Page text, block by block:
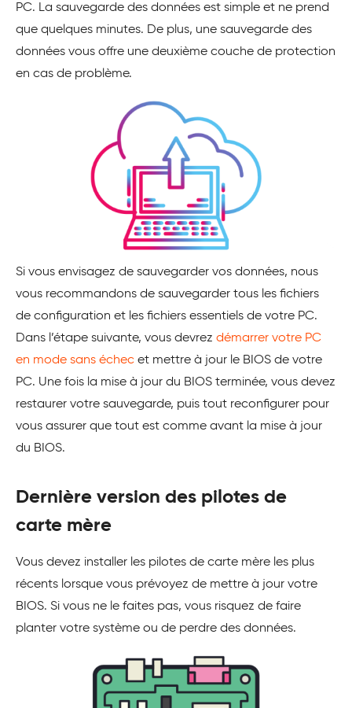
PC. La sauvegarde des données est simple et ne prend
que quelques minutes. De plus, une sauvegarde des
données vous offre une deuxième couche de protection
en cas de problème.
Si vous envisagez de sauvegarder vos données, nous
vous recommandons de sauvegarder tous les fichiers
de configuration et les fichiers essentiels de votre PC.
Dans l’étape suivante, vous devrez démarrer votre PC
en mode sans échec et mettre à jour le BIOS de votre
PC. Une fois la mise à jour du BIOS terminée, vous devez
restaurer votre sauvegarde, puis tout reconfigurer pour
vous assurer que tout est comme avant la mise à jour
du BIOS.
Dernière version des pilotes de
carte mère
Vous devez installer les pilotes de carte mère les plus
récents lorsque vous prévoyez de mettre à jour votre
BIOS. Si vous ne le faites pas, vous risquez de faire
planter votre système ou de perdre des données.